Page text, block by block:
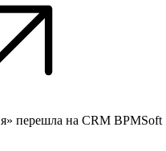
перешла на CRM BPMSoft